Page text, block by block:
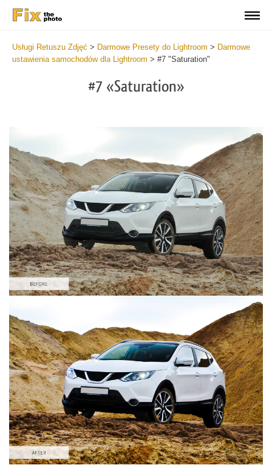
Usługi Retuszu Zdjęć > Darmowe Presety do Lightroom > Darmowe
ustawienia samochodów dla Lightroom > #7 "Saturation"
#7 «Saturation»
Proszę wybrać
Product Photography
(40 Lr Presets)
Must-Have Collection
(1432 Lr Presets)
Entire Collection